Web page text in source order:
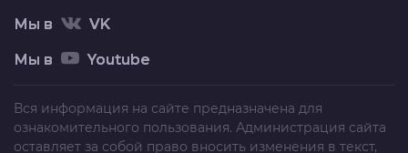
Мы в VK
Мы в Youtube
Вся информация на сайте предназначена для
ознакомительного пользования. Администрация сайта
оставляет за собой право вносить изменения в текст,